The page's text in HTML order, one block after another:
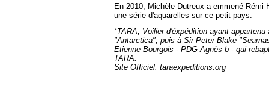
En 2010, Michèle Dutreux a emmené Rémi
une série d'aquarelles sur ce petit pays.
*TARA, Voilier d'éxpédition ayant
"Antarctica", puis à Sir Peter Blake
Etienne Bourgois - PDG Agnès b - qui
TARA.
Site Officiel: taraexpeditions.org